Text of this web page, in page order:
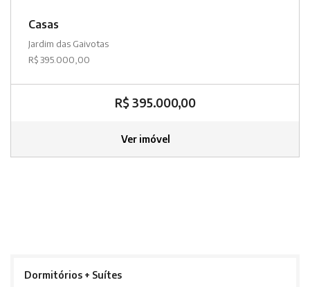
Casas
Jardim das Gaivotas
R$ 395.000,00
R$ 395.000,00
Ver imóvel
Dormitórios + Suítes